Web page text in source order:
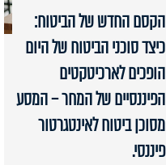
הקסם החדש של הביטוח:
כיצד סוכני הביטוח של היום
הופכים לארכיטקטים
הפיננסיים של המחר – המסע
מסוכן ביטוח לאינטגרטור
פיננסי.